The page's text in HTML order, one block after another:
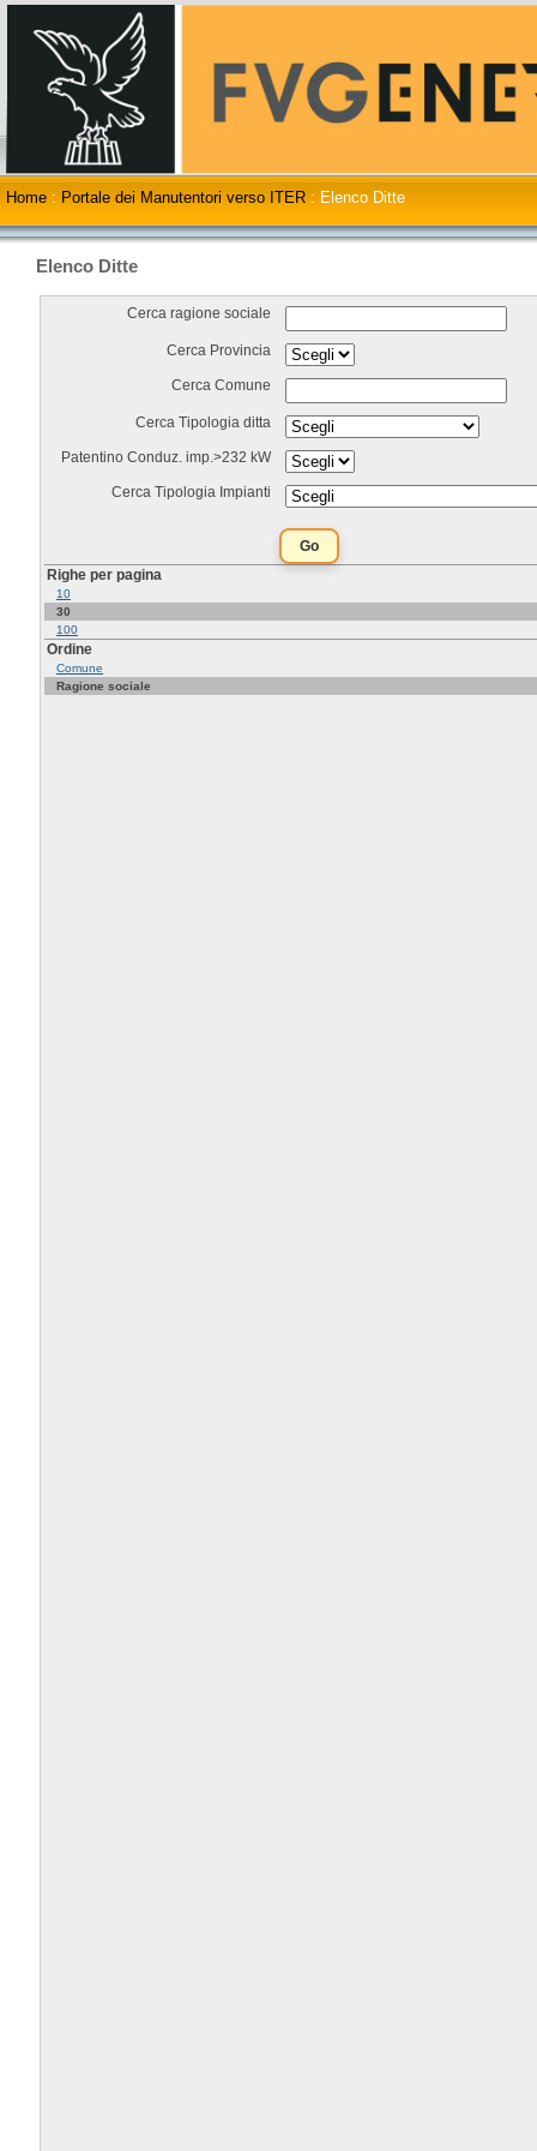
Home : Portale dei Manutentori verso ITER : Elenco Ditte
Elenco Ditte
Cerca ragione sociale
Cerca Provincia
Cerca Comune
Cerca Tipologia ditta
Patentino Conduz. imp.>232 kW
Cerca Tipologia Impianti
Righe per pagina
10
30
100
Ordine
Comune
Ragione sociale